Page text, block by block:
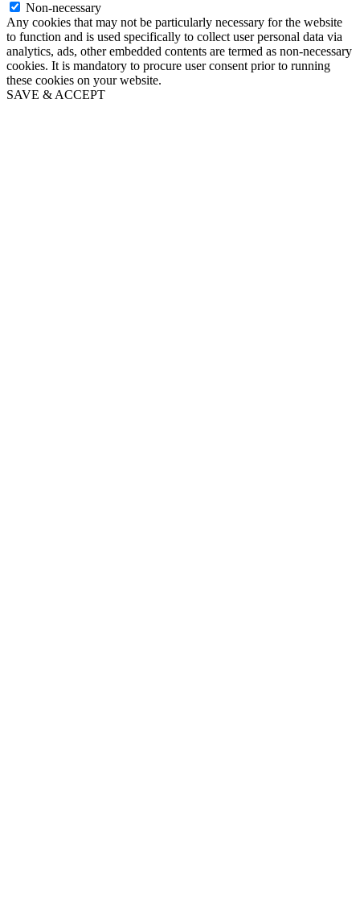
Non-necessary
Any cookies that may not be particularly necessary for the website
to function and is used specifically to collect user personal data via
analytics, ads, other embedded contents are termed as non-necessary
cookies. It is mandatory to procure user consent prior to running
these cookies on your website.
SAVE & ACCEPT